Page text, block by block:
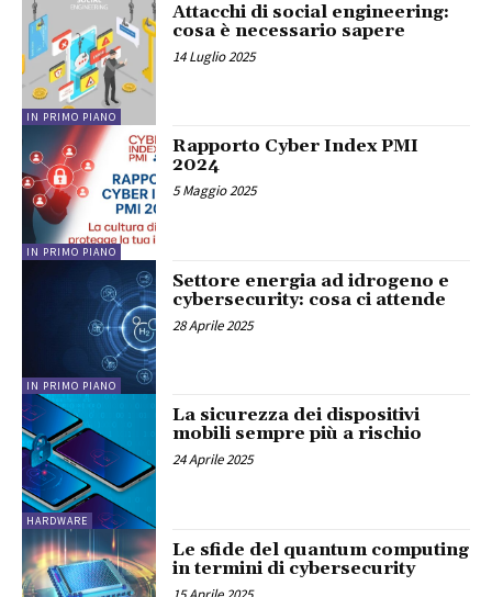
IN PRIMO PIANO
Attacchi di social engineering:
cosa è necessario sapere
14 Luglio 2025
IN PRIMO PIANO
Rapporto Cyber Index PMI
2024
5 Maggio 2025
IN PRIMO PIANO
Settore energia ad idrogeno e
cybersecurity: cosa ci attende
28 Aprile 2025
HARDWARE
La sicurezza dei dispositivi
mobili sempre più a rischio
24 Aprile 2025
Le sfide del quantum computing
in termini di cybersecurity